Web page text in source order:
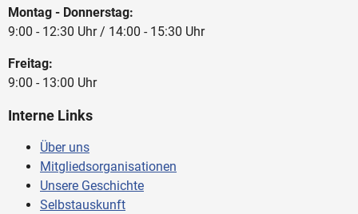
Montag - Donnerstag:
9:00 - 12:30 Uhr / 14:00 - 15:30 Uhr
Freitag:
9:00 - 13:00 Uhr
Interne Links
Über uns
Mitgliedsorganisationen
Unsere Geschichte
Selbstauskunft